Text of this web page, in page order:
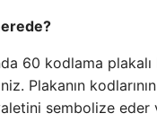
60 kodlama
Plakanın
sembolize eder